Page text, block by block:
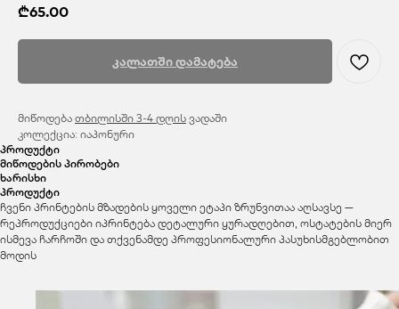
₾65.00
კალათში დამატება
მიწოდება თბილისში 3-4 დღის ვადაში
კოლექცია: იაპონური
პროდუქტი
მიწოდების პირობები
ხარისხი
პროდუქტი
ჩვენი პრინტების მზადების ყოველი ეტაპი ზრუნვითაა აღსავსე —
რეპროდუქციები იპრინტება დეტალური ყურადღებით, ოსტატების მიერ
ისმევა ჩარჩოში და თქვენამდე პროფესიონალური პასუხისმგებლობით
მოდის